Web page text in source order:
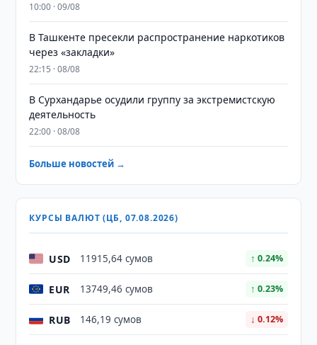
10:00 · 09/08
В Ташкенте пресекли распространение наркотиков
через «закладки»
22:15 · 08/08
В Сурхандарье осудили группу за экстремистскую
деятельность
22:00 · 08/08
Больше новостей →
КУРСЫ ВАЛЮТ (ЦБ, 07.08.2026)
USD 11915,64 сумов ↑ 0.24%
EUR 13749,46 сумов ↑ 0.23%
RUB 146,19 сумов ↓ 0.12%